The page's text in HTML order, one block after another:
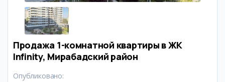
Продажа 1-комнатной квартиры в ЖК
Infinity, Мирабадский район
Опубликовано: